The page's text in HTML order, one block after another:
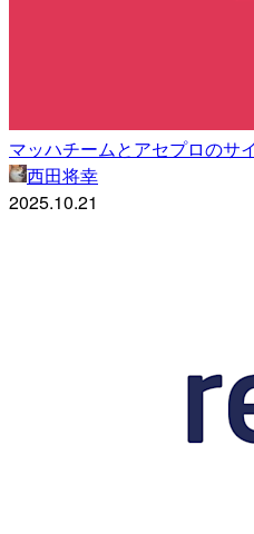
マッハチームとアセプロのサ
西田将幸
2025.10.21